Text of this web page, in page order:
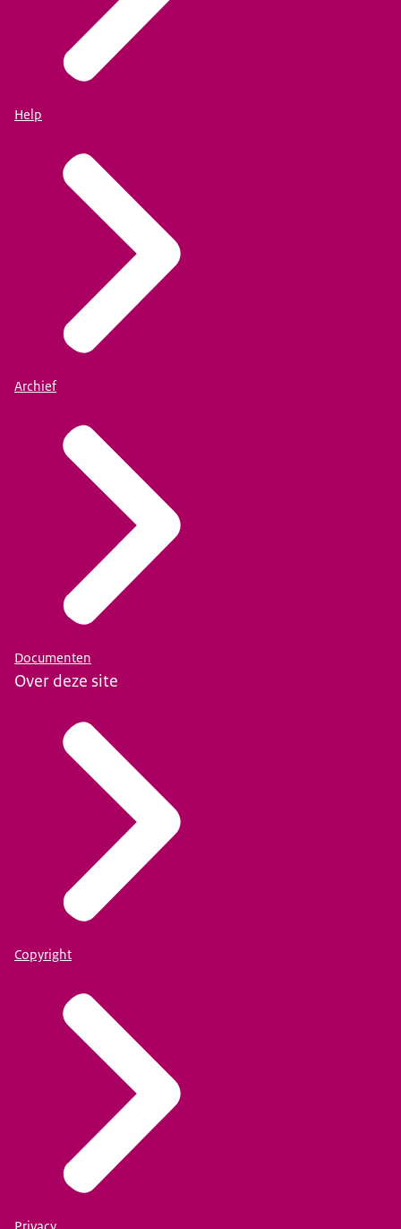
Help
Archief
Documenten
Over deze site
Copyright